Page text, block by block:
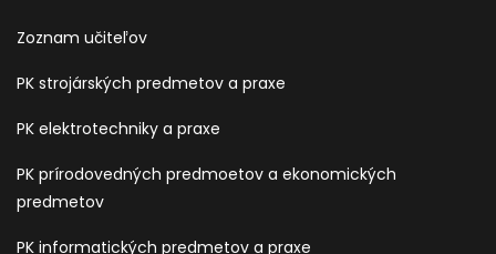
Zoznam učiteľov
PK strojárských predmetov a praxe
PK elektrotechniky a praxe
PK prírodovedných predmoetov a ekonomických
predmetov
PK informatických predmetov a praxe